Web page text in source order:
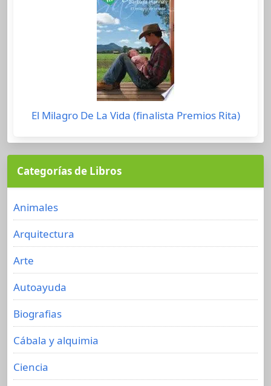
El Milagro De La Vida (finalista Premios Rita)
Categorías de Libros
Animales
Arquitectura
Arte
Autoayuda
Biografias
Cábala y alquimia
Ciencia